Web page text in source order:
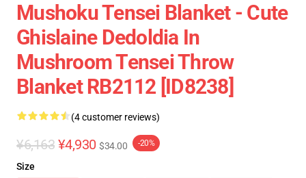
Mushoku Tensei Blanket - Cute
Ghislaine Dedoldia In
Mushroom Tensei Throw
Blanket RB2112 [ID8238]
(4 customer reviews)
¥6,163 ¥4,930 $34.00 -20%
Size